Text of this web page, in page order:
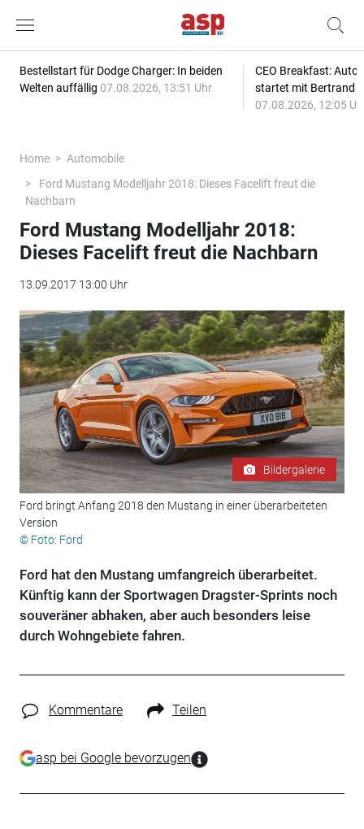
Bestellstart für Dodge Charger: In beiden
Welten auffällig 07.08.2026, 13:51 Uhr
CEO Breakfast:
startet mit Bertrand
07.08.2026, 12:05
Home
Automobile
Ford Mustang Modelljahr 2018: Dieses Facelift freut die
Nachbarn
Ford Mustang Modelljahr 2018:
Dieses Facelift freut die Nachbarn
13.09.2017 13:00 Uhr
Bildergalerie
Ford bringt Anfang 2018 den Mustang in einer überarbeiteten
Version
© Foto: Ford
Ford hat den Mustang umfangreich überarbeitet.
Künftig kann der Sportwagen Dragster-Sprints noch
souveräner abhaken, aber auch besonders leise
durch Wohngebiete fahren.
Kommentare Teilen
asp bei Google bevorzugen